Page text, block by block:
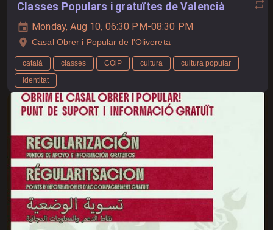
Classes Populars i gratuïtes de Valencià
Monday, Aug 10, 06:30 PM-08:30 PM
Casal Obrer i Popular de l'Olivereta
català classes COiP cultura
cultura popular
identitat